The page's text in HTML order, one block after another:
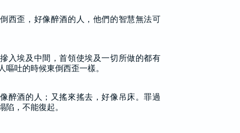
西歪，好像醉酒的人，他們的智慧無法可
入埃及中間，首領使埃及一切所做的都有
嘔吐的時候東倒西歪一樣。
醉酒的人；又搖來搖去，好像吊床。罪過
陷，不能復起。